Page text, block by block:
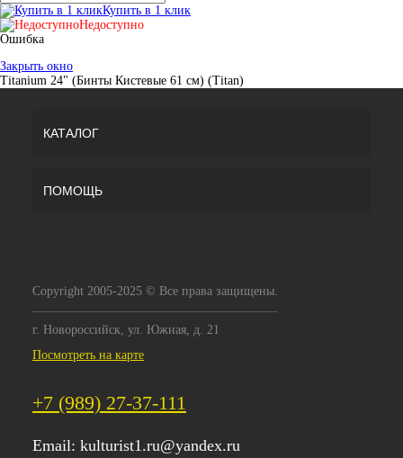
Купить в 1 клик
Недоступно
Ошибка
Закрыть окно
Titanium 24" (Бинты Кистевые 61 см) (Titan)
КАТАЛОГ
ПОМОЩЬ
Copyright 2005-2025 © Все права защищены.
г. Новороссийск, ул. Южная, д. 21
Посмотреть на карте
+7 (989) 27-37-111
Email: kulturist1.ru@yandex.ru